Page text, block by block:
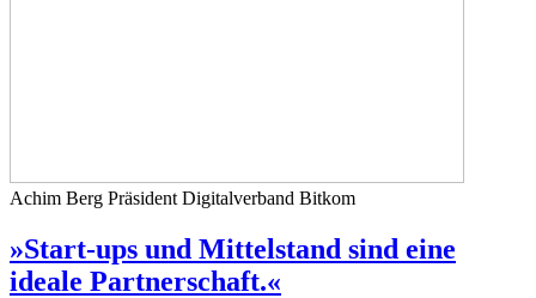
Achim Berg Präsident Digitalverband Bitkom
»Start-ups und Mittelstand sind eine
ideale Partnerschaft.«